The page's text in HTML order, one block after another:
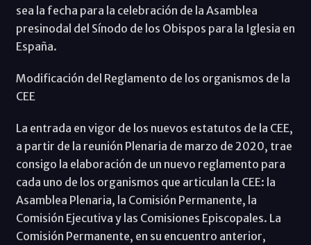
sea la fecha para la celebración de la Asamblea
presinodal del Sínodo de los Obispos para la Iglesia en
España.
Modificación del Reglamento de los organismos de la
CEE
La entrada en vigor de los nuevos estatutos de la CEE,
a partir de la reunión Plenaria de marzo de 2020, trae
consigo la elaboración de un nuevo reglamento para
cada uno de los organismos que articulan la CEE: la
Asamblea Plenaria, la Comisión Permanente, la
Comisión Ejecutiva y las Comisiones Episcopales. La
Comisión Permanente, en su encuentro anterior,